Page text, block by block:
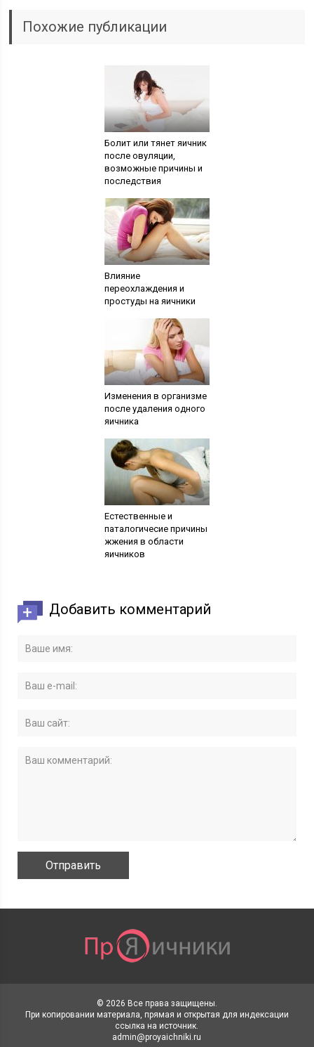
Похожие публикации
Болит или тянет яичник
после овуляции,
возможные причины и
последствия
Влияние
переохлаждения и
простуды на яичники
Изменения в организме
после удаления одного
яичника
Естественные и
паталогичесие причины
жжения в области
яичников
Добавить комментарий
© 2026 Все права защищены.
При копировании материала, прямая и открытая для индексации
ссылка на источник.
admin@proyaichniki.ru